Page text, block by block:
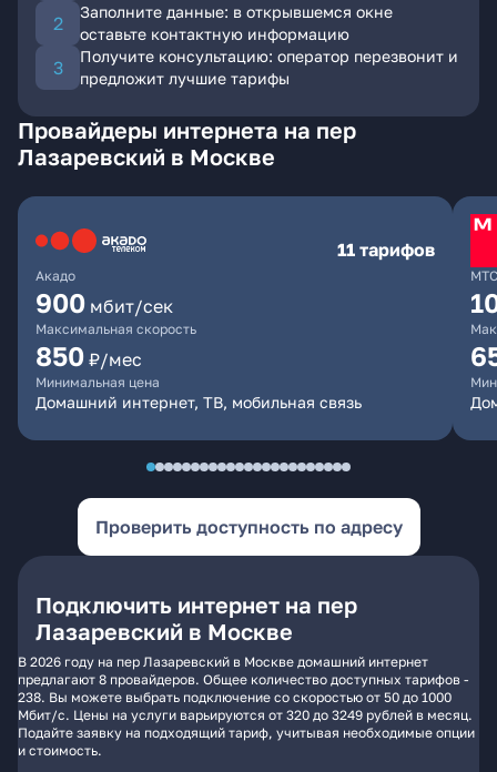
Заполните данные: в открывшемся окне
оставьте контактную информацию
Получите консультацию: оператор перезвонит и
предложит лучшие тарифы
Провайдеры интернета на пер
Лазаревский в Москве
Акадо
11 тарифов
900 мбит/сек
Максимальная скорость
850 ₽/мес
Минимальная цена
Домашний интернет, ТВ, мобильная связь
МТС
Проверить доступность по адресу
Подключить интернет на пер
Лазаревский в Москве
В 2026 году на пер Лазаревский в Москве домашний интернет
предлагают 8 провайдеров. Общее количество доступных тарифов -
238. Вы можете выбрать подключение со скоростью от 50 до 1000
Мбит/с. Цены на услуги варьируются от 320 до 3249 рублей в месяц.
Подайте заявку на подходящий тариф, учитывая необходимые опции
и стоимость.